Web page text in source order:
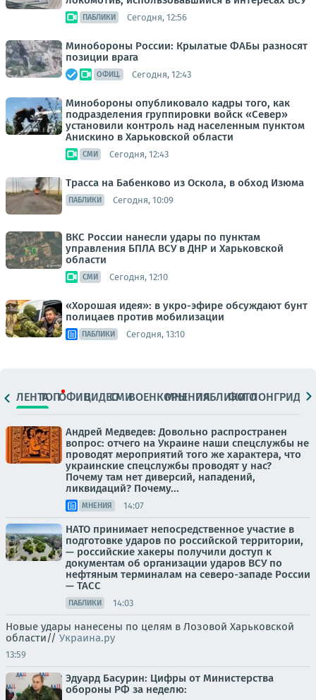
ПАБЛИКИ Сегодня, 12:56
Минобороны России: Крылатые ФАБы разносят
позиции врага
ОФИЦ. Сегодня, 12:43
Минобороны опубликовало кадры того, как
подразделения группировки войск «Север»
установили контроль над населенным пунктом
Анискино в Харьковской области
СМИ Сегодня, 12:43
Трасса на Бабенково из Оскола, в обход Изюма
ПАБЛИКИ Сегодня, 10:09
ВКС России нанесли удары по пунктам
управления БПЛА ВСУ в ДНР и Харьковской
области
СМИ Сегодня, 12:10
«Хорошая идея»: в укро-эфире обсуждают бунт
полицаев против мобилизации
ПАБЛИКИ Сегодня, 13:10
ЛЕНТАТОПОФИЦ.ВИДЕОСМИВОЕНКОРЫМНЕНИЯПАБЛИКИ
ФОТОЛОНГРИДЫ
Андрей Медведев: Довольно распространен
вопрос: отчего на Украине наши спецслужбы не
проводят мероприятий того же характера, что
украинские спецслужбы проводят у нас?
Почему там нет диверсий, нападений,
ликвидаций? Почему...
МНЕНИЯ 14:07
НАТО принимает непосредственное участие в
подготовке ударов по российской территории,
— российские хакеры получили доступ к
документам об организации ударов ВСУ по
нефтяным терминалам на северо-западе России
— ТАСС
ПАБЛИКИ 14:03
Новые удары нанесены по целям в Лозовой Харьковской
области// Украина.ру
13:59
Эдуард Басурин: Цифры от Министерства
обороны РФ за неделю: